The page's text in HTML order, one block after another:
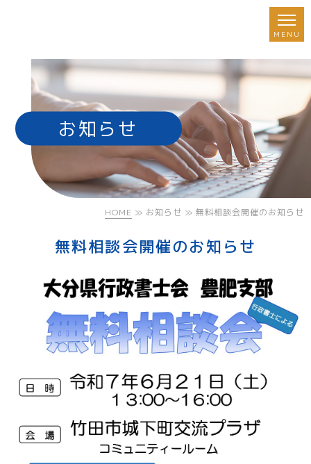
お知らせ
HOME ≫ お知らせ ≫ 無料相談会開催のお知らせ
無料相談会開催のお知らせ